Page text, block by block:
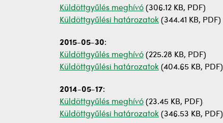
Küldöttgyűlés meghívó (306.12 KB, PDF)
Küldöttgyűlési határozatok (344.41 KB, PDF)
2015-05-30:
Küldöttgyűlés meghívó (225.28 KB, PDF)
Küldöttgyűlési határozatok (404.65 KB, PDF)
2014-05-17:
Küldöttgyűlés meghívó (23.45 KB, PDF)
Küldöttgyűlési határozatok (346.53 KB, PDF)